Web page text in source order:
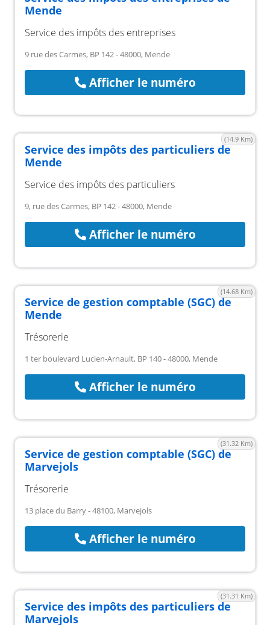
Mende
Service des impôts des entreprises
9 rue des Carmes, BP 142 - 48000, Mende
Afficher le numéro
(14.9 Km)
Service des impôts des particuliers de
Mende
Service des impôts des particuliers
9, rue des Carmes, BP 142 - 48000, Mende
Afficher le numéro
(14.68 Km)
Service de gestion comptable (SGC) de
Mende
Trésorerie
1 ter boulevard Lucien-Arnault, BP 140 - 48000, Mende
Afficher le numéro
(31.32 Km)
Service de gestion comptable (SGC) de
Marvejols
Trésorerie
13 place du Barry - 48100, Marvejols
Afficher le numéro
(31.31 Km)
Service des impôts des particuliers de
Marvejols